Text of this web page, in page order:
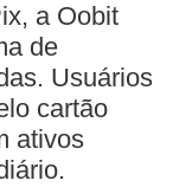
a Oobit
de
Usuários
cartão
ativos